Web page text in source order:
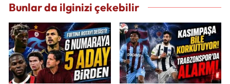
Bunlar da ilginizi çekebilir